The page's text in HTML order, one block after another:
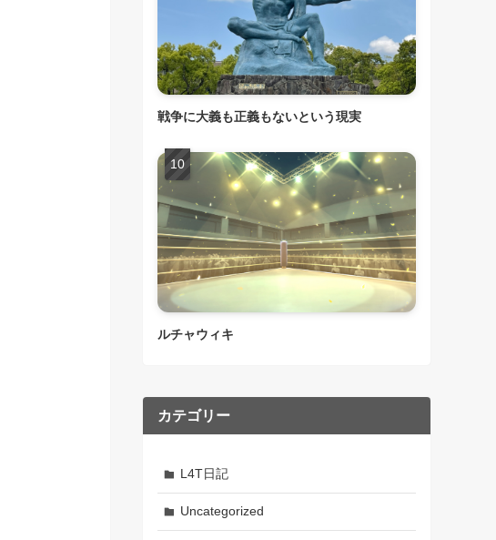
戦争に大義も正義もないという現実
ルチャウィキ
カテゴリー
L4T日記
Uncategorized